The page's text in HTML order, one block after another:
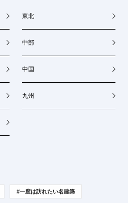
東北
中部
中国
九州
#一度は訪れたい名建築